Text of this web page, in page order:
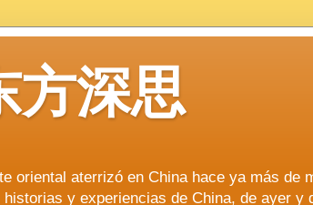
深思
oriental aterrizó en China hace ya más de
y experiencias de China, de ayer y